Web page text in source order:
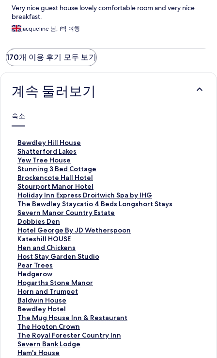
Very nice guest house lovely comfortable room and very nice
breakfast.
jacqueline 님, 1박 여행
170개 이용 후기 모두 보기
계속 둘러보기
숙소
Bewdley Hill House
B
e
w
d
l
e
y
H
i
l
l
H
o
u
s
e
페
이
지
를
여
는
링
크
Shatterford Lakes
S
h
a
t
t
e
r
f
o
r
d
L
a
k
e
s
페
이
지
를
여
는
링
크
Yew Tree House
Y
e
w
T
r
e
e
H
o
u
s
e
페
이
지
를
여
는
링
크
Stunning 3 Bed Cottage
S
t
u
n
n
i
n
g
3
B
e
d
C
o
t
t
a
g
e
페
이
지
Brockencote Hall Hotel
B
r
o
c
k
e
n
c
o
t
e
H
a
l
l
H
o
t
e
l
페
Stourport Manor Hotel
S
t
o
u
r
p
o
r
t
M
a
n
o
r
H
o
t
e
l
페
Holiday Inn Express Droitwich Spa by IHG
H
o
l
i
d
a
y
I
n
n
E
x
p
r
e
s
s
D
r
The Bewdley Staycatio 4 Beds Longshort Stays
T
h
e
B
e
w
d
l
e
y
S
t
a
y
c
a
t
i
Severn Manor Country Estate
S
e
v
e
r
n
M
a
n
o
r
C
o
u
n
t
r
Dobbies Den
D
o
b
b
i
e
s
D
e
n
페
이
지
를
여
는
Hotel George By JD Wetherspoon
H
o
t
e
l
G
e
o
r
g
e
B
y
J
D
Kateshill HOUSE
K
a
t
e
s
h
i
l
l
H
O
U
S
E
Hen and Chickens
H
e
n
a
n
d
C
h
i
c
k
e
n
Host Stay Garden Studio
H
o
s
t
S
t
a
y
G
a
r
d
Pear Trees
P
e
a
r
T
r
e
e
s
페
이
Hedgerow
H
e
d
g
e
r
o
w
페
이
Hogarths Stone Manor
H
o
g
a
r
t
h
s
S
Horn and Trumpet
H
o
r
n
a
n
d
T
Baldwin House
B
a
l
d
w
i
n
Bewdley Hotel
B
e
w
d
l
e
The Mug House Inn & Restaurant
T
h
e
M
u
The Hopton Crown
T
h
e
H
The Royal Forester Country Inn
T
h
e
Severn Bank Lodge
S
e
Ham's House
H